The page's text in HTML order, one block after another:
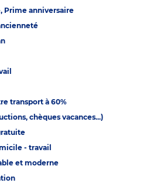
Prime anniversaire
transport à 60%
chèques vacances...)
- travail
et moderne